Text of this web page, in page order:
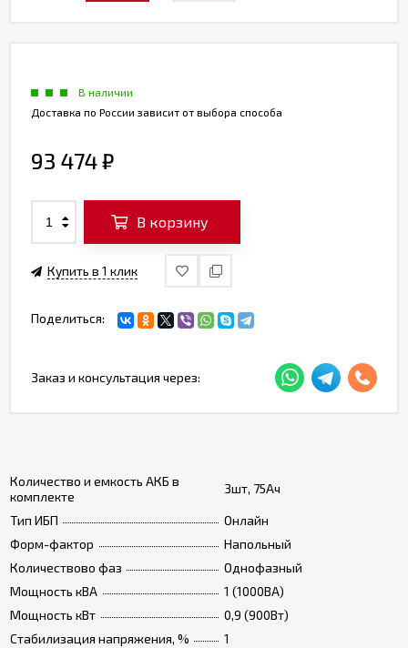
Количество и емкость АКБ в
комплекте
3шт, 75Ач
Тип ИБП
Онлайн
Форм-фактор
Напольный
Количествово фаз
Однофазный
Мощность кВА
1 (1000ВА)
Мощность кВт
0,9 (900Вт)
Стабилизация напряжения, %
1
В наличии
Доставка по России зависит от выбора способа
93 474₽
В корзину
Купить в 1 клик
Поделиться:
Заказ и консультация через: